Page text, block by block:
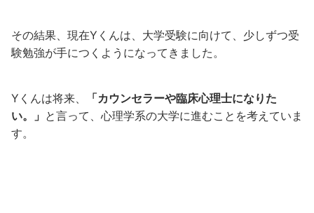
その結果、現在Yくんは、大学受験に向けて、少しずつ受
験勉強が手につくようになってきました。
Yくんは将来、
「カウンセラーや臨床心理士になりた
い。」 と言って、心理学系の大学に進むことを考えていま
す。